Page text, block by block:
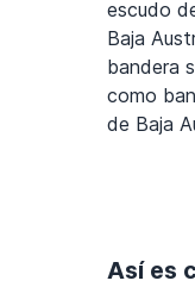
escudo
Baja
bandera
como
de Baja
Así es